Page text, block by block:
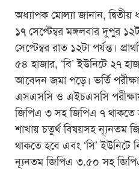
অধ্যাপক মোল্যা জানান, দ্বিতীয়
১৭ সেপ্টেম্বর মঙ্গলবার দুপুর
সেপ্টেম্বর রাত ১২টা পর্যন্ত।
৫৪ হাজার, ‘বি’ ইউনিটে ২৭
আবেদন জমা পড়ে। ভর্তি
এসএসসি ও এইচএসসি
জিপিএ ৩ সহ জিপিএ ৭ থাকতে
শাখায় চতুর্থ বিষয়সহ
থাকতে হবে এবং ‘সি’ ইউনিটে
ন্যূনতম জিপিএ ৩.৫০ সহ